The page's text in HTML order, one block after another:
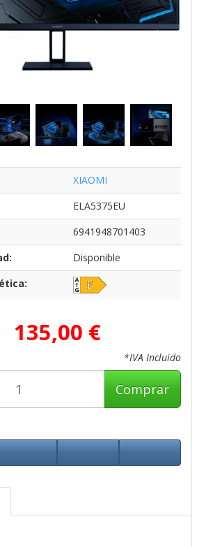
XIAOMI
ELA5375EU
6941948701403
Disponible
135,00 €
*IVA Incluido
Comprar